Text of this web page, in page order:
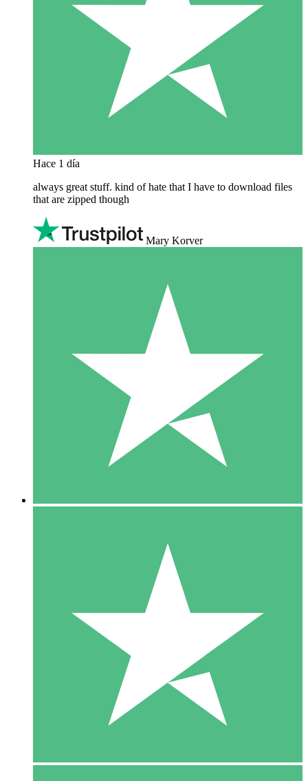
Hace 1 día
always great stuff. kind of hate that I have to download files
that are zipped though
Mary Korver